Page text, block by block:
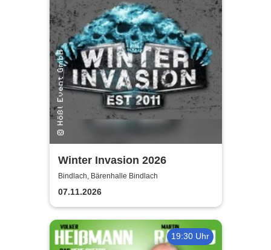
Winter Invasion 2026
Bindlach, Bärenhalle Bindlach
07.11.2026
19:30 Uhr